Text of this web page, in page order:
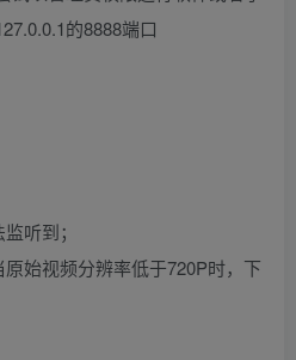
的8888端口
听到；
始视频分辨率低于720P时，下